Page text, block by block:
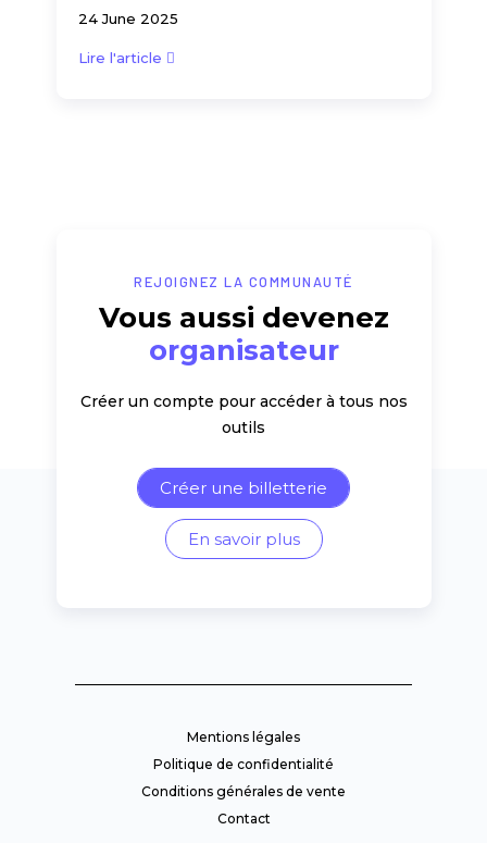
24 June 2025
Lire l'article
REJOIGNEZ LA COMMUNAUTÉ
Vous aussi devenez
organisateur
Créer un compte pour accéder à tous nos
outils
Créer une billetterie
En savoir plus
Mentions légales
Politique de confidentialité
Conditions générales de vente
Contact